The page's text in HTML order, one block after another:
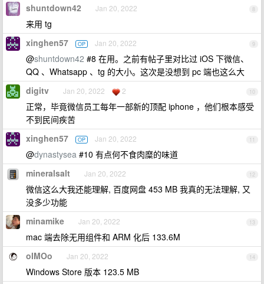
8
shuntdown42 Jan 20, 2022
来用 tg
9
xinghen57 OP Jan 20, 2022
@shuntdown42 #8 在用。之前有帖子里对比过 iOS 下微信、
QQ 、Whatsapp 、tg 的大小。这次是没想到 pc 端也这么大
10
digitv Jan 20, 2022 2
正常，毕竟微信员工每年一部新的顶配 iphone ，他们根本感受
不到民间疾苦
11
xinghen57 OP Jan 20, 2022
@dynastysea #10 有点何不食肉糜的味道
12
mineralsalt Jan 20, 2022
微信这么大我还能理解, 百度网盘 453 MB 我真的无法理解, 又
没多少功能
13
minamike Jan 20, 2022
mac 端去除无用组件和 ARM 化后 133.6M
14
oIMOo Jan 20, 2022
Windows Store 版本 123.5 MB